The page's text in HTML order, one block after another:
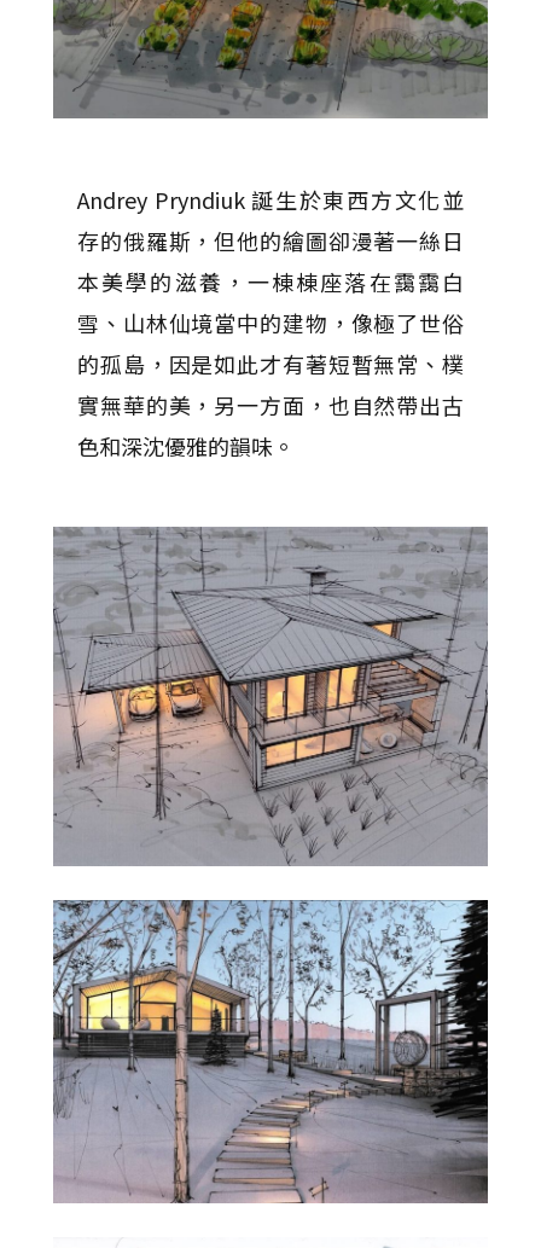
Andrey Pryndiuk 誕生於東西方文化並
存的俄羅斯，但他的繪圖卻漫著一絲日
本美學的滋養，一棟棟座落在靄靄白
雪、山林仙境當中的建物，像極了世俗
的孤島，因是如此才有著短暫無常、樸
實無華的美，另一方面，也自然帶出古
色和深沈優雅的韻味。